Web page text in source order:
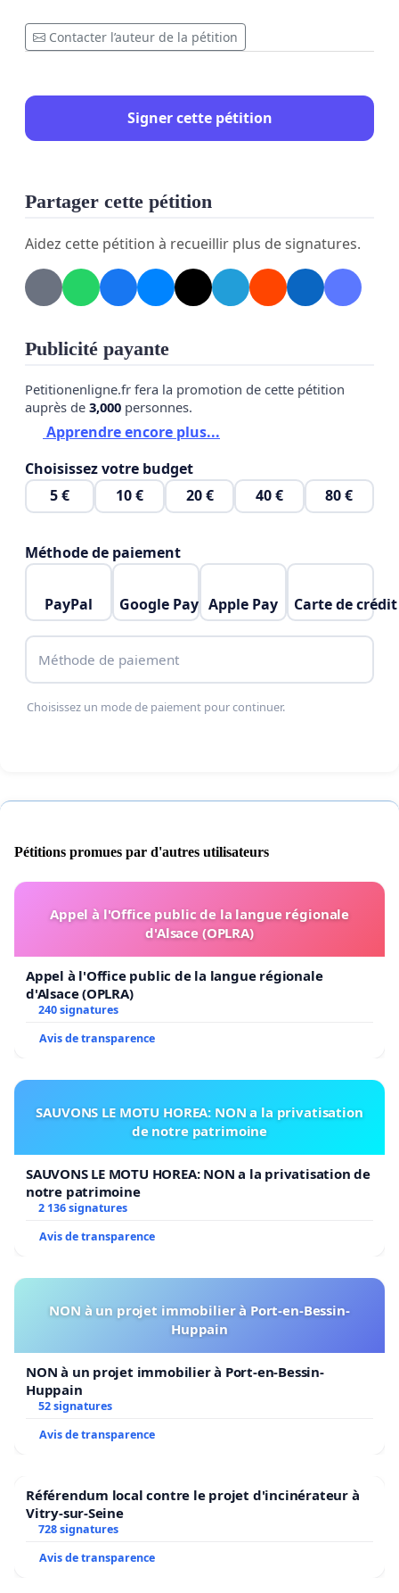
Contacter l’auteur de la pétition
Signer cette pétition
Partager cette pétition
Aidez cette pétition à recueillir plus de signatures.
Publicité payante
Petitionenligne.fr fera la promotion de cette pétition
auprès de 3,000 personnes.
Apprendre encore plus...
Choisissez votre budget
5 €
10 € 20 € 40 € 80 €
Méthode de paiement
PayPal Google Pay Apple Pay Carte de crédit
Méthode de paiement
Choisissez un mode de paiement pour continuer.
Pétitions promues par d'autres utilisateurs
Appel à l'Office public de la langue régionale
d'Alsace (OPLRA)
Appel à l'Office public de la langue régionale
d'Alsace (OPLRA)
240 signatures
Avis de transparence
SAUVONS LE MOTU HOREA: NON a la privatisation
de notre patrimoine
SAUVONS LE MOTU HOREA: NON a la privatisation de
notre patrimoine
2 136 signatures
Avis de transparence
NON à un projet immobilier à Port-en-Bessin-
Huppain
NON à un projet immobilier à Port-en-Bessin-
Huppain
52 signatures
Avis de transparence
Référendum local contre le projet d'incinérateur à
Vitry-sur-Seine
728 signatures
Avis de transparence